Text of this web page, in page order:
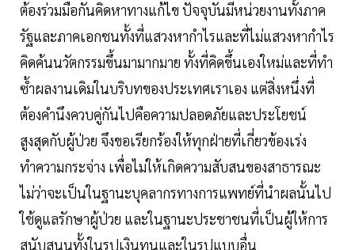
ต้องร่วมมือกันคิดหาทางแก้ไข ปัจจุบันมีหน่วยงานทั้งภาค
รัฐและภาคเอกชนทั้งที่แสวงหากำไรและที่ไม่แสวงหากำไร
คิดค้นนวัตกรรมขึ้นมามากมาย ทั้งที่คิดขึ้นเองใหม่และที่ทำ
ซ้ำผลงานเดิมในบริบทของประเทศเราเอง แต่สิ่งหนึ่งที่
ต้องคำนึงควบคู่กันไปคือความปลอดภัยและประโยชน์
สูงสุดกับผู้ป่วย จึงขอเรียกร้องให้ทุกฝ่ายที่เกี่ยวข้องเร่ง
ทำความกระจ่าง เพื่อไม่ให้เกิดความสับสนของสาธารณะ
ไม่ว่าจะเป็นในฐานะบุคลากรทางการแพทย์ที่นำผลนั้นไป
ใช้ดูแลรักษาผู้ป่วย และในฐานะประชาชนที่เป็นผู้ให้การ
สนับสนุนทั้งในรูปเงินทุนและในรูปแบบอื่น